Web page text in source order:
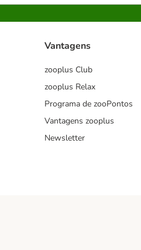
Vantagens
zooplus Club
zooplus Relax
Programa de zooPontos
Vantagens zooplus
Newsletter